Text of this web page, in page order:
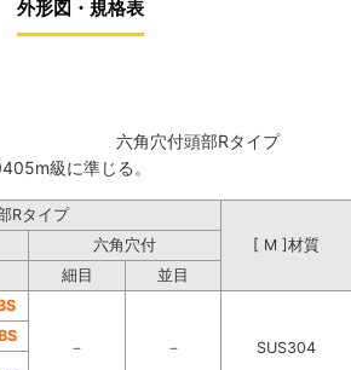
外形図・規格表
六角穴付頭部Rタ
級に準じる。
Rタイプ
[ M ]材質
六角穴付
細目
並目
－ － SUS304